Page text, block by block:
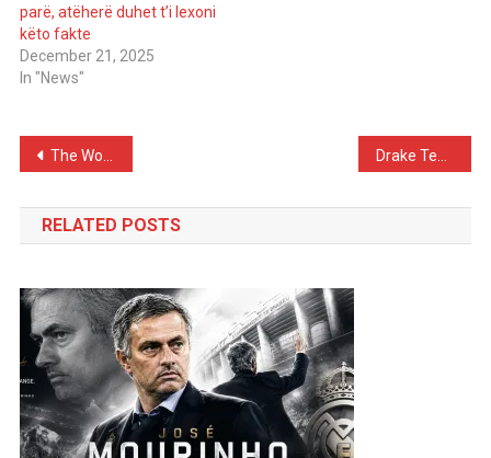
parë, atëherë duhet t’i lexoni
këto fakte
December 21, 2025
In "News"
Post
navigation
The World’s Tallest Hotel Opens in Dubai, Standing 377 Meters With 82 Floors
RELATED POSTS